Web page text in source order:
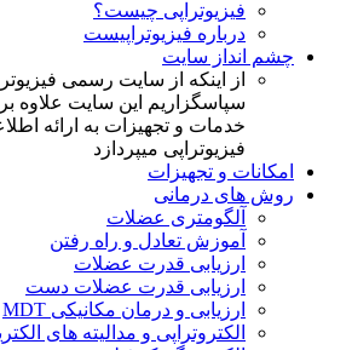
فیزی‍وتراپی چیست؟
درباره فیزیوتراپیست
چشم انداز سایت
از اینکه از سایت رسمی
سپاسگزاریم این سایت علاوه
خدمات و تجهیزات به ارائه
فیزیوتراپی میپردازد
امکانات و تجهیزات
روش های درمانی
آلگومتری عضلات
آموزش تعادل و راه رفتن
ارزیابی قدرت عضلات
ارزیابی قدرت عضلات دست
ارزیابی و درمان مکانیکی MDT
الکتروتراپی و مدالیته های